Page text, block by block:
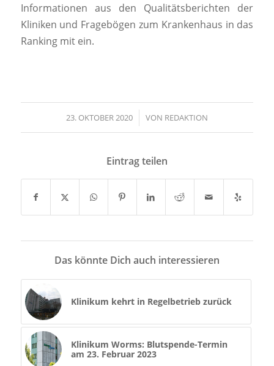
Informationen aus den Qualitätsberichten der
Kliniken und Fragebögen zum Krankenhaus in das
Ranking mit ein.
23. OKTOBER 2020
/ VON REDAKTION
Eintrag teilen
Das könnte Dich auch interessieren
Klinikum kehrt in Regelbetrieb zurück
Klinikum Worms: Blutspende-Termin
am 23. Februar 2023